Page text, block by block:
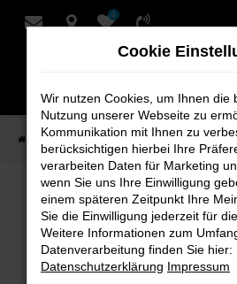
Zum
0
Startseite Verkauf Fahrzeug-
Fahrzeug-
Cookie
Wir nutzen Cookies, um Ihnen die
Nutzung unserer Webseite zu
Kommunikation mit Ihnen zu
berücksichtigen hierbei Ihre
verarbeiten Daten für Marketing
wenn Sie uns Ihre Einwilligung
einem späteren Zeitpunkt Ihre
Sie die Einwilligung jederzeit für
Weitere Informationen zum
Datenverarbeitung finden Sie hier:
Datenschutzerklärung Impressum